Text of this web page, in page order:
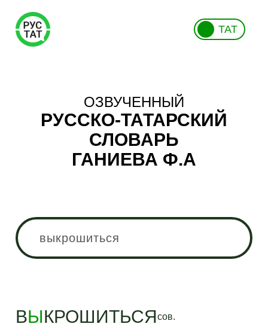
ТАТ
ОЗВУЧЕННЫЙ
РУССКО-ТАТАРСКИЙ
СЛОВАРЬ
ГАНИЕВА Ф.А
ВЫКРОШИТЬСЯсов.